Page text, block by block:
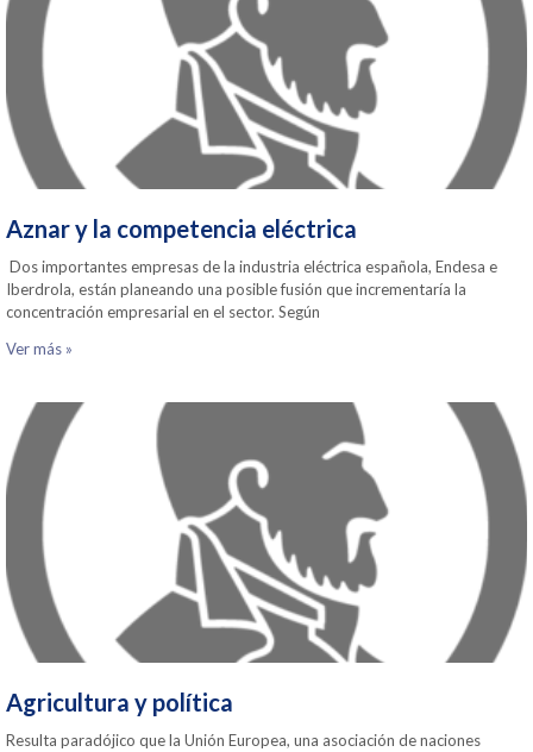
Aznar y la competencia eléctrica
Dos importantes empresas de la industria eléctrica española, Endesa e
Iberdrola, están planeando una posible fusión que incrementaría la
concentración empresarial en el sector. Según
Ver más »
Agricultura y política
Resulta paradójico que la Unión Europea, una asociación de naciones